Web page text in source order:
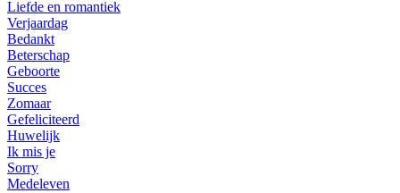
Liefde en romantiek
Verjaardag
Bedankt
Beterschap
Geboorte
Succes
Zomaar
Gefeliciteerd
Huwelijk
Ik mis je
Sorry
Medeleven